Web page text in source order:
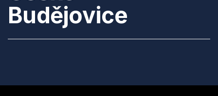
Budějovice